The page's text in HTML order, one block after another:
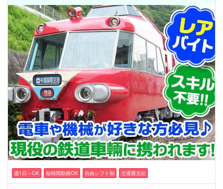
週1日～OK 短時間勤務OK 自由シフト制 交通費支給